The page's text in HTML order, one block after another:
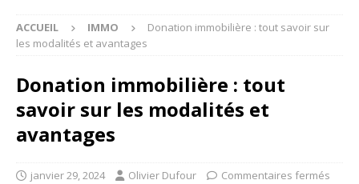
ACCUEIL IMMO
Donation immobilière : tout savoir sur
les modalités et avantages
Donation immobilière : tout
savoir sur les modalités et
avantages
janvier 29, 2024 Olivier Dufour Commentaires fermés